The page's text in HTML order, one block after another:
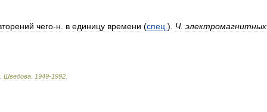
чего-н в единицу времени (спец ). Ч. электромагнитных
Шведова 1949-1992